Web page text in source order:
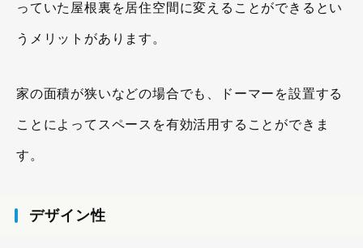
っていた屋根裏を居住空間に変えることができるとい
うメリットがあります。
家の面積が狭いなどの場合でも、ドーマーを設置する
ことによってスペースを有効活用することができま
す。
デザイン性